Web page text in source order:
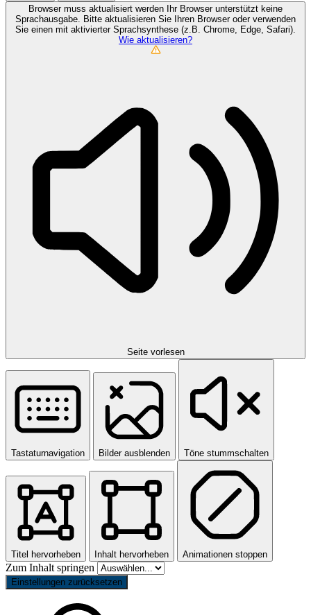
Browser muss aktualisiert werden
Ihr Browser unterstützt keine
Sprachausgabe. Bitte aktualisieren Sie Ihren Browser oder verwenden
Sie einen mit aktivierter Sprachsynthese (z.B. Chrome, Edge, Safari).
Wie aktualisieren?
Seite vorlesen
Tastaturnavigation Bilder ausblenden Töne stummschalten
Titel hervorheben Inhalt hervorheben Animationen stoppen
Zum Inhalt springen
Einstellungen zurücksetzen